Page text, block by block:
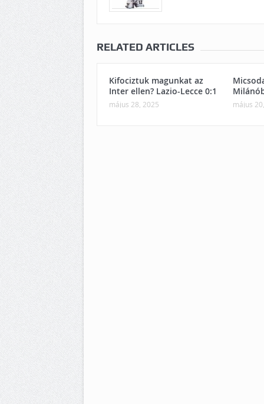
RELATED ARTICLES
Kifociztuk magunkat az
Inter ellen? Lazio-Lecce 0:1
május 28, 2025 május